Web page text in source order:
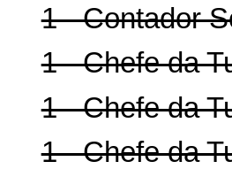
1 - Contador
1 - Chefe da
1 - Chefe da
1 - Chefe da